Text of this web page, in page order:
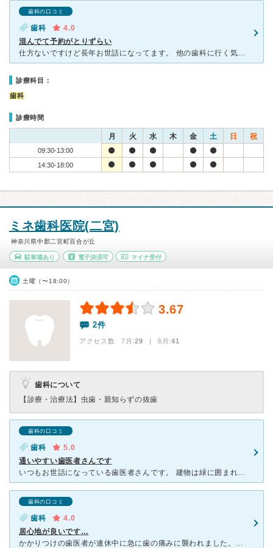
歯科の口コミ
歯科
4.0
混んでて予約がとりずらい
仕方ないですけど長年お世話になってます。 他の歯科に行く気がしない 素直、真面目、優しい。 通院する中でかなり上位のなれなれしい患者です(^m^) あまり忙しすぎると疲れちゃうだろうから 評
診療科目：
歯科
診療時間
月 火 水 木 金 土 日 祝
09:30-13:00
14:30-18:00
ミネ歯科医院(二宮)
神奈川県中郡二宮町百合が丘
駐車場あり 電子決済可 マイナ受付
土曜（〜18:00）
3.67
2件
アクセス数 7月:29 | 6月:41
歯科について
【診療・治療法】 虫歯・親知らずの抜歯
歯科の口コミ
歯科
5.0
通いやすい歯医者さんです
いつもお世話になっている歯医者さんです。 建物は緑に囲まれた大き目の一軒家という感じで、カフェに来たような気分になります。 待合室と診察室はガラスや鏡が多様してあり、明るくて住みたくなります。堅苦
歯科の口コミ
歯科
4.0
居心地が良いです…
かかりつけの歯医者が連休中に急に歯の痛みに襲われました。どうしても我慢できず、別の歯医者で診てもらおうと電話で確認をしたらすぐに診て頂けるということで、お世話になりました。何度も前を通ったことはありま